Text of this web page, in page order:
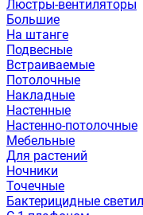
Люстры-вентиляторы
Большие
На штанге
Подвесные
Встраиваемые
Потолочные
Накладные
Настенные
Настенно-потолочные
Мебельные
Для растений
Ночники
Точечные
Бактерицидные